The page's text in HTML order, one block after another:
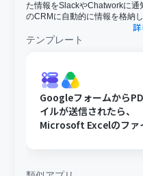
た情報をSlackやChatworkに
のCRMに自動的に情報を格納し
詳
テンプレート
Googleフォームから
イルが送信されたら、
Microsoft Excelのファ